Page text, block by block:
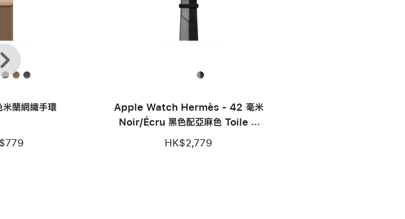
蘭網織手環
Apple Watch Hermès - 42 毫米
Noir/Écru 黑色配亞麻色 Toile H
Double Jeu 錶帶
HK$2,779